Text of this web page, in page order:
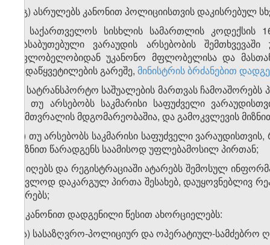
ა.გ) ასრულებს კანონით პოლიციისთვის დაკისრებულ
ბ) საქართველოს სისხლის სამართლის კოდექსის
დასაბუთებული ვარაუდის არსებობის
მფლობელობიდან უკანონო მფლობელისა და
გადაწყვეტილების გარეშე, მინისტრის ბრძანებით
გ) სატრანსპორტო საშუალების მართვას
ან თუ არსებობს საკმარისი საფუძველი
სიმთვრალის მდგომარეობაშია, და გამოკვლევის
დ) თუ არსებობს საკმარისი საფუძველი
მიზნით წარადგენს საამისოდ უფლებამოსილ პირთან;
ე) იღებს და რეგისტრაციაში ატარებს შემოსულ
უკვლოდ დაკარგულ პირთა შესახებ, დაუყოვნებლივ
პირებს;
ვ) კანონით დადგენილი წესით ახორციელებს:
ვ.ა) სასაზღვრო-პოლიციურ და ოპერატიულ-სამძებრო